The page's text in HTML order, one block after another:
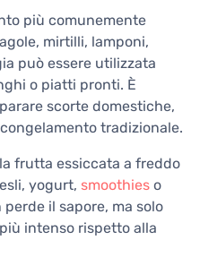
più comunemente
mirtilli, lamponi,
può essere utilizzata
o piatti pronti. È
scorte domestiche,
tradizionale.
frutta essiccata a freddo
yogurt, smoothies o
il sapore, ma solo
intenso rispetto alla